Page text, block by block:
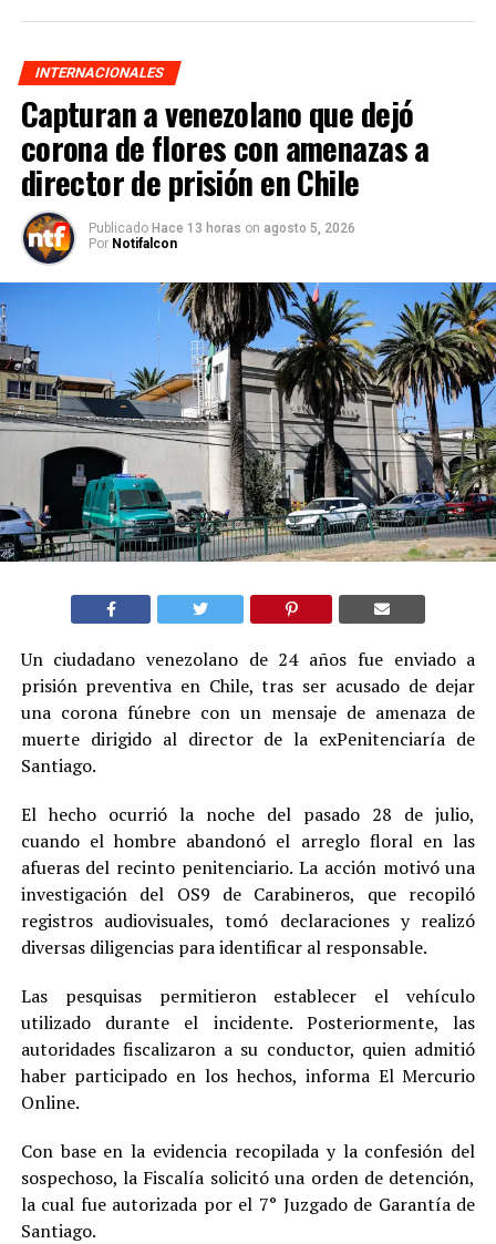
INTERNACIONALES
Capturan a venezolano que dejó
corona de flores con amenazas a
director de prisión en Chile
Publicado Hace 13 horas on agosto 5, 2026
Por Notifalcon
Un ciudadano venezolano de 24 años fue enviado a
prisión preventiva en Chile, tras ser acusado de dejar
una corona fúnebre con un mensaje de amenaza de
muerte dirigido al director de la exPenitenciaría de
Santiago.
El hecho ocurrió la noche del pasado 28 de julio,
cuando el hombre abandonó el arreglo floral en las
afueras del recinto penitenciario. La acción motivó una
investigación del OS9 de Carabineros, que recopiló
registros audiovisuales, tomó declaraciones y realizó
diversas diligencias para identificar al responsable.
Las pesquisas permitieron establecer el vehículo
utilizado durante el incidente. Posteriormente, las
autoridades fiscalizaron a su conductor, quien admitió
haber participado en los hechos, informa El Mercurio
Online.
Con base en la evidencia recopilada y la confesión del
sospechoso, la Fiscalía solicitó una orden de detención,
la cual fue autorizada por el 7° Juzgado de Garantía de
Santiago.